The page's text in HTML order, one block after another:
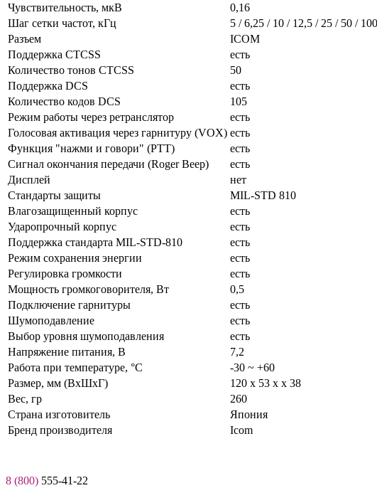
Чувствительность, мкВ
0,16
Шаг сетки частот, кГц
5 / 6,25 / 10 / 12,5 / 25 / 50 / 100
Разъем
ICOM
Поддержка CTCSS
есть
Количество тонов CTCSS
50
Поддержка DCS
есть
Количество кодов DCS
105
Режим работы через ретранслятор
есть
Голосовая активация через гарнитуру (VOX) есть
Функция "нажми и говори" (PTT)
есть
Сигнал окончания передачи (Roger Beep)
есть
Дисплей
нет
Стандарты защиты
MIL-STD 810
Влагозащищенный корпус
есть
Ударопрочный корпус
есть
Поддержка стандарта MIL-STD-810
есть
Режим сохранения энергии
есть
Регулировка громкости
есть
Мощность громкоговорителя, Вт
0,5
Подключение гарнитуры
есть
Шумоподавление
есть
Выбор уровня шумоподавления
есть
Нaпряжение питaния, В
7,2
Работа при температуре, °C
-30 ~ +60
Размер, мм (ВхШхГ)
120 х 53 x x 38
Вес, гр
260
Страна изготовитель
Япония
Бренд производителя
Icom
8 (800) 555-41-22